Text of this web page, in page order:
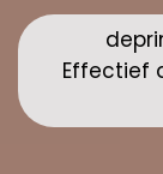
Effectief